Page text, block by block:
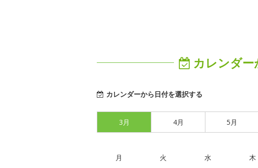
カレンダ
カレンダーから日付を選択する
3月 4月 5月
月 火 水 木